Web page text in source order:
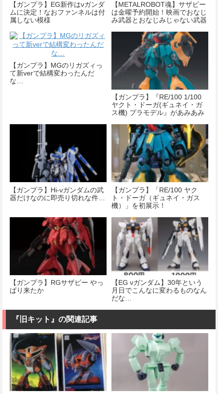
【ガンプラ】EG新作はνガンダ
ムに決定！なおファンネルは付
属しない模様
【METALROBOT魂】サザビー
は金曜予約開始！映画でおなじ
み武器とおなじみじゃない武器
【ガンプラ】MGのリガズィっ
て新verで結構変わったんだ
な…
【ガンプラ】『RE/100 1/100
ヤクト・ドーガ(ギュネイ・ガ
ス機) プラモデル』があみあみ
【ガンプラ】Hi-νガンダムの武
器だけなのに即売り切れな件…
【ガンプラ】「RE/100 ヤク
ト・ドーガ（ギュネイ・ガス
機）」を初展示！
【ガンプラ】RGサザビー やっ
ぱり来たか
【EG νガンダム】30年という
月日でこんなに変わるものなん
だな…
『旧キット』の関連記事